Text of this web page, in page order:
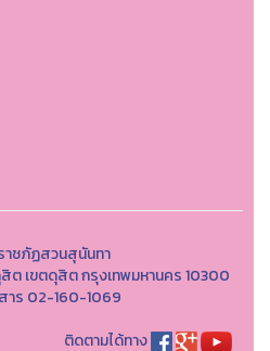
าชภัฏสวนสุนันทา
ต เขตดุสิต กรุงเทพมหานคร 10300
าร 02-160-1069
ติดตามได้ทาง